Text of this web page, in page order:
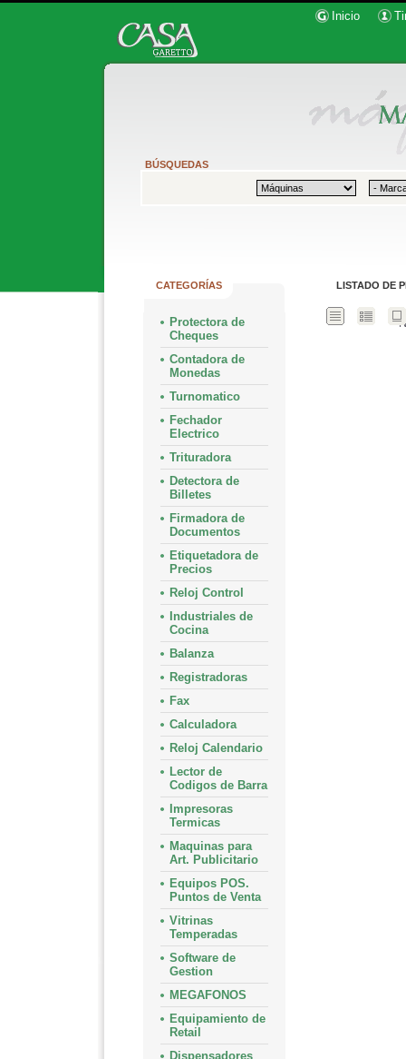
Inicio
BÚSQUEDAS
CATEGORÍAS
Protectora de
Cheques
Contadora de
Monedas
Turnomatico
Fechador
Electrico
Trituradora
Detectora de
Billetes
Firmadora de
Documentos
Etiquetadora de
Precios
Reloj Control
Industriales de
Cocina
Balanza
Registradoras
Fax
Calculadora
Reloj Calendario
Lector de
Codigos de Barra
Impresoras
Termicas
Maquinas para
Art. Publicitario
Equipos POS.
Puntos de Venta
Vitrinas
Temperadas
Software de
Gestion
MEGAFONOS
Equipamiento de
Retail
Dispensadores
LISTADO DE